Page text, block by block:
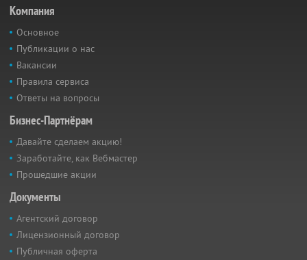
Компания
Основное
Публикации о нас
Вакансии
Правила сервиса
Ответы на вопросы
Бизнес-Партнёрам
Давайте сделаем акцию!
Заработайте, как Вебмастер
Прошедшие акции
Документы
Агентский договор
Лицензионный договор
Публичная оферта